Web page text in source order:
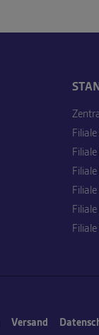
Filiale
Versand